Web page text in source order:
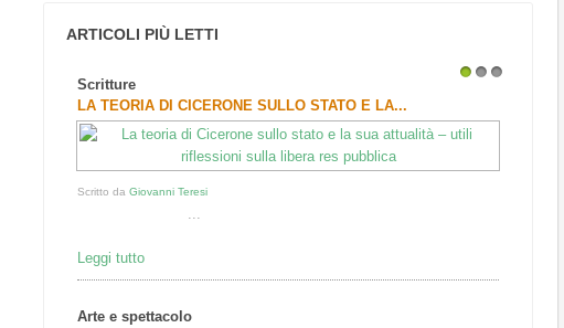
ARTICOLI PIÙ LETTI
Scritture
LA TEORIA DI CICERONE SULLO STATO E LA...
Scritto daGiovanni Teresi
...
Leggi tutto
Arte e spettacolo